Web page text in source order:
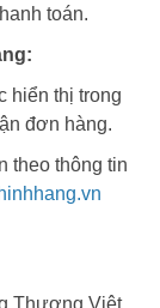
toán.
hiển thị trong
đơn hàng.
theo thông tin
Thương Việt